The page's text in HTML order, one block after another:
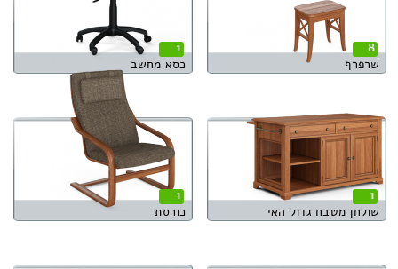
8
שרפרף
1
כסא מחשב
1
שולחן מטבח גדול האי
1
כורסת